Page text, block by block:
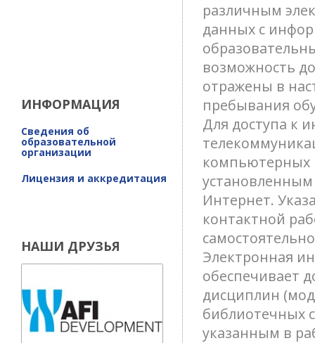
ИНФОРМАЦИЯ
Сведения об
образовательной
организации
Лицензия и аккредитация
НАШИ ДРУЗЬЯ
различным
данных с
возможность
отражены в
пребывания
Для доступа к
компьютерных
Интернет.
контактной
Электронная
обеспечивает
дисциплин
библиотечных
указанным в